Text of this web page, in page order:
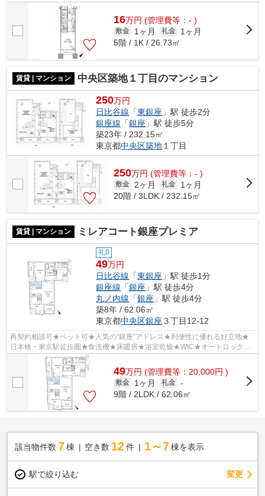
16万円 (管理費等：- )
敷金 1ヶ月 礼金
1ヶ月
5階 / 1K / 26.73㎡
賃貸 | マンション 中央区築地１丁目のマンション
250万円
日比谷線 「東銀座 」駅 徒歩2分
銀座線 「銀座 」駅 徒歩5分
築23年 / 232.15㎡
東京都中央区築地１丁目
250万円 (管理費等：- )
敷金 2ヶ月 礼金
1ヶ月
20階 / 3LDK / 232.15㎡
賃貸 | マンション ミレアコート銀座プレミア
礼0
49万円
日比谷線 「東銀座 」駅 徒歩1分
銀座線 「銀座 」駅 徒歩4分
丸ノ内線 「銀座 」駅 徒歩4分
築8年 / 62.06㎡
東京都中央区銀座 ３丁目12-12
再契約相談可★ペット可★人気の“銀座”アドレス★利便性に優れる好立地★
日本橋・東京駅徒歩圏★食洗機★床暖房★浴室乾燥★WIC★オートロック★
宅配BOX★常時ゴミ出し可
49万円 (管理費等：20,000円 )
敷金 1ヶ月 礼金 -
9階 / 2LDK / 62.06㎡
該当物件数 7棟 空き数 12 件 1～7 棟を表示
駅で絞り込む 変更